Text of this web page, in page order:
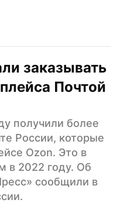
заказывать
Почтой
получили более
России, которые
Ozon. Это в
в 2022 году. Об
сообщили в